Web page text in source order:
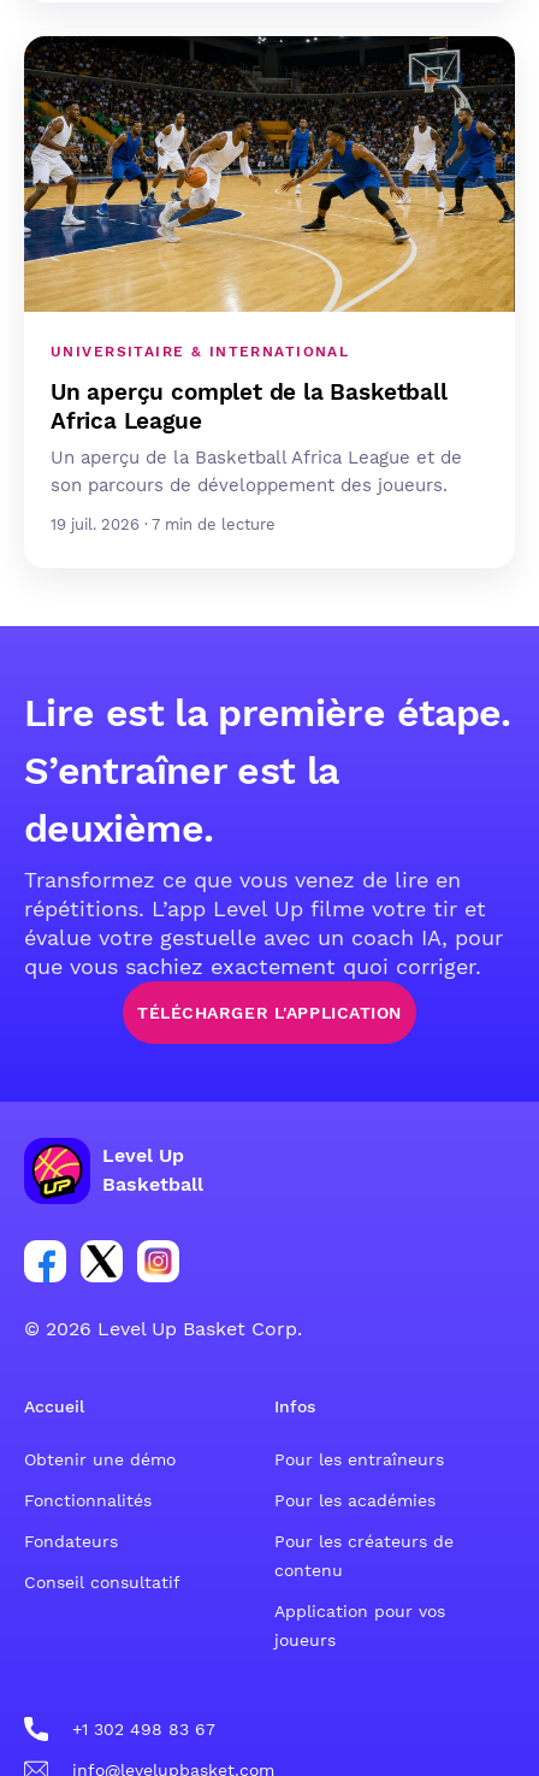
UNIVERSITAIRE & INTERNATIONAL
Un aperçu complet de la Basketball
Africa League
Un aperçu de la Basketball Africa League et de
son parcours de développement des joueurs.
19 juil. 2026 · 7 min de lecture
Lire est la première étape.
S’entraîner est la
deuxième.
Transformez ce que vous venez de lire en
répétitions. L’app Level Up filme votre tir et
évalue votre gestuelle avec un coach IA, pour
que vous sachiez exactement quoi corriger.
TÉLÉCHARGER L'APPLICATION
Level Up
Basketball
Lien vers le groupe du compte Facebook
Lien vers le groupe du compte Tweeter
Lien vers le groupe du compte Instagram
© 2026 Level Up Basket Corp.
Accueil
Obtenir une démo
Fonctionnalités
Fondateurs
Conseil consultatif
Infos
Pour les entraîneurs
Pour les académies
Pour les créateurs de
contenu
Application pour vos
joueurs
+1 302 498 83 67
info@levelupbasket.com